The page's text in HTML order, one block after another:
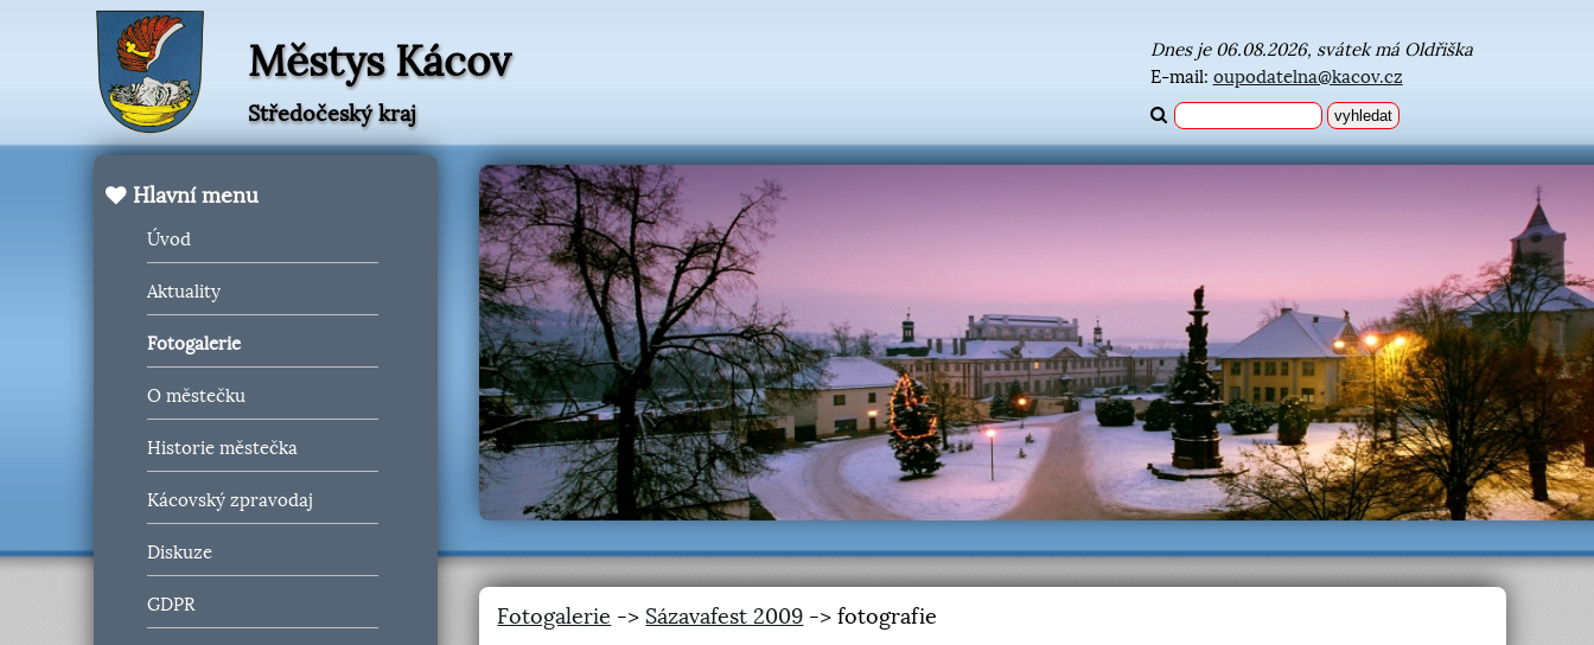
Městys Kácov
Středočeský kraj
Dnes je 06.08.2026, svátek má Oldřiška
E-mail: oupodatelna@kacov.cz
Hlavní menu
Úvod
Aktuality
Fotogalerie
O městečku
Historie městečka
Kácovský zpravodaj
Diskuze
GDPR Fotogalerie -> Sázavafest 2009 -> fotografie